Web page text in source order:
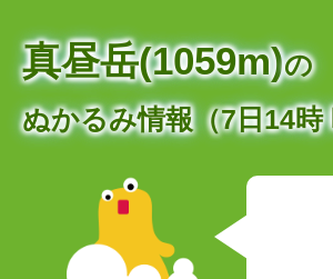
真昼岳(1059m)の
ぬかるみ情報（7日14時